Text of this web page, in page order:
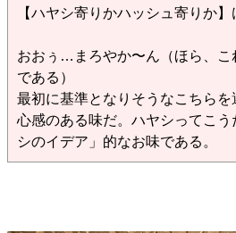
【ハヤシ寄りかハッシュ寄りか
おおぅ…まろやか〜ん（ほら、こ
である）
最初に基準となりそうなこちら
心感のある味だ。ハヤシってこ
シのイデア」的なお味である。